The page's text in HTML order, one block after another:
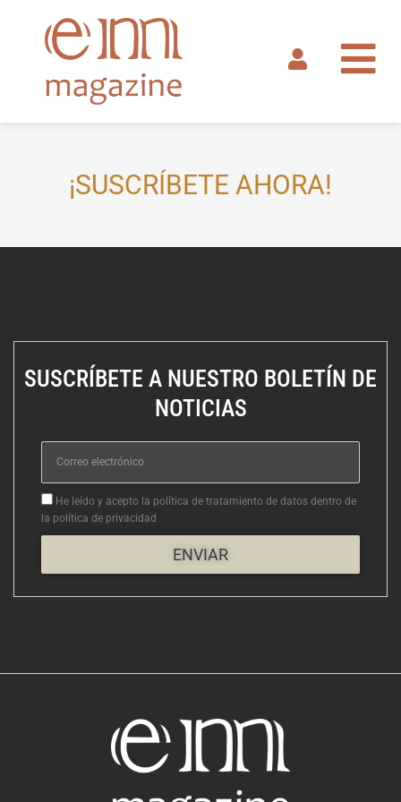
contenido
¡SUSCRÍBETE AHORA!
SUSCRÍBETE A NUESTRO BOLETÍN DE
NOTICIAS
Correo
electrónico
Aceptacion
He leído y acepto la política de tratamiento de datos dentro de
la política de privacidad
ENVIAR